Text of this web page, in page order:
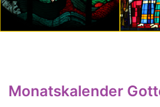
Monatskalender